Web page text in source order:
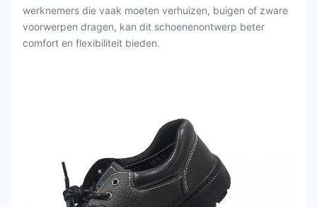
werknemers die vaak moeten verhuizen, buigen of zware
voorwerpen dragen, kan dit schoenenontwerp beter
comfort en flexibiliteit bieden.